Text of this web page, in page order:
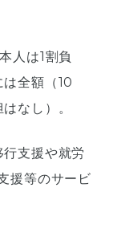
成
・条
と
人は1割負
全額（10
なし）。
支援や就労
援等のサービ